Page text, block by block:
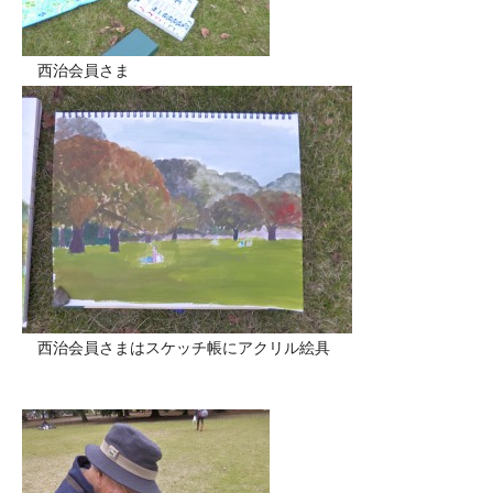
西治会員さま
西治会員さまはスケッチ帳にアクリル絵具